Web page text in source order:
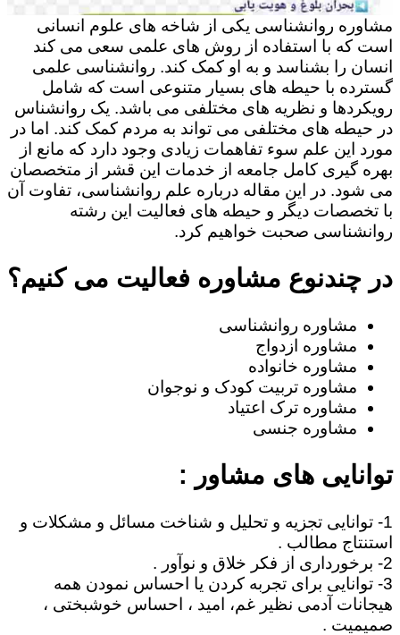
مشاوره روانشناسی یکی از شاخه های علوم انسانی
است که با استفاده از روش های علمی سعی می کند
انسان را بشناسد و به او کمک کند. روانشناسی علمی
گسترده با حیطه های بسیار متنوعی است که شامل
رویکردها و نظریه های مختلفی می باشد. یک روانشناس
در حیطه های مختلفی می تواند به مردم کمک کند. اما در
مورد این علم سوء تفاهمات زیادی وجود دارد که مانع از
بهره گیری کامل جامعه از خدمات این قشر از متخصصان
می شود. در این مقاله درباره علم روانشناسی، تفاوت آن
با تخصصات دیگر و حیطه های فعالیت این رشته
روانشناسی صحبت خواهیم کرد.
در چندنوع مشاوره فعالیت می کنیم؟
مشاوره روانشناسی
مشاوره ازدواج
مشاوره خانواده
مشاوره تربیت کودک و نوجوان
مشاوره ترک اعتیاد
مشاوره جنسی
توانایی های مشاور :
1- توانایی تجزیه و تحلیل و شناخت مسائل و مشکلات و
استنتاج مطالب .
2- برخورداری از فکر خلاق و نوآور .
3- توانایی برای تجربه کردن یا احساس نمودن همه
هیجانات آدمی نظیر غم، امید ، احساس خوشبختی ،
صمیمیت .